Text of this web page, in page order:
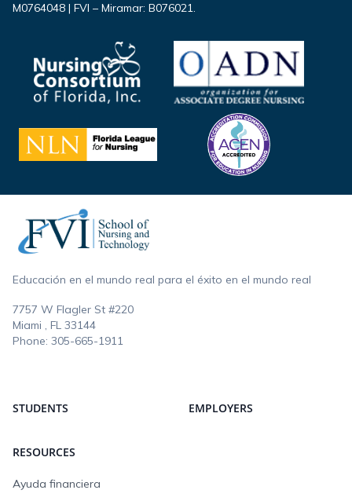
M0764048 | FVI – Miramar: B076021.
Educación en el mundo real para el éxito en el mundo real
7757 W Flagler St #220
Miami , FL 33144
Phone: 305-665-1911
STUDENTS EMPLOYERS
RESOURCES
Ayuda financiera